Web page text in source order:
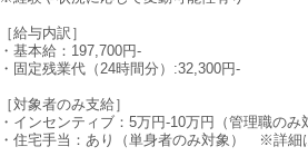
［給与内訳］
・基本給：197,700円-
・固定残業代（24時間分）:32,300円-
［対象者のみ支給］
・インセンティブ：5万円-10万円（管理職のみ
・住宅手当：あり（単身者のみ対象） ※詳細